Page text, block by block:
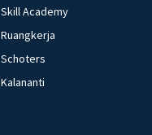
Skill Academy
Ruangkerja
Schoters
Kalananti